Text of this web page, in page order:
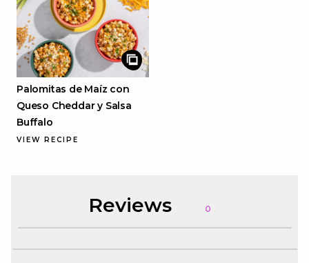
Palomitas de Maíz con
Queso Cheddar y Salsa
Buffalo
VIEW RECIPE
Reviews 0